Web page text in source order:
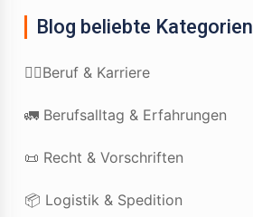
Blog beliebte Kategorien
👷‍♂️Beruf & Karriere
🚛 Berufsalltag & Erfahrungen
📜 Recht & Vorschriften
📦 Logistik & Spedition